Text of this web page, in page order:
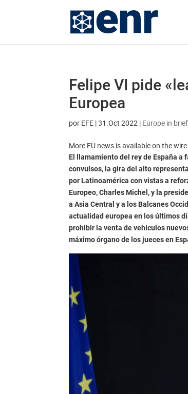
Felipe VI pide
Europea
por EFE |31.Oct 2022 | Europe in brief
More EU news is available on the
El llamamiento del rey de España a
convulsos, la gira del alto
por Latinoamérica con vistas a
Europeo, Charles Michel, y la
a Asia Central y a los Balcanes
actualidad europea en los últimos
prohibir la venta de vehículos
máximo órgano de los jueces en